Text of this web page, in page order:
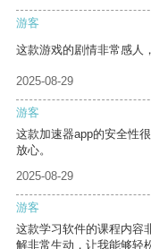
游客
这款游戏的剧情非常感人
2025-08-29
游客
这款加速器app的安全性
放心。
2025-08-29
游客
这款学习软件的课程内容
解非常生动，让我能够轻